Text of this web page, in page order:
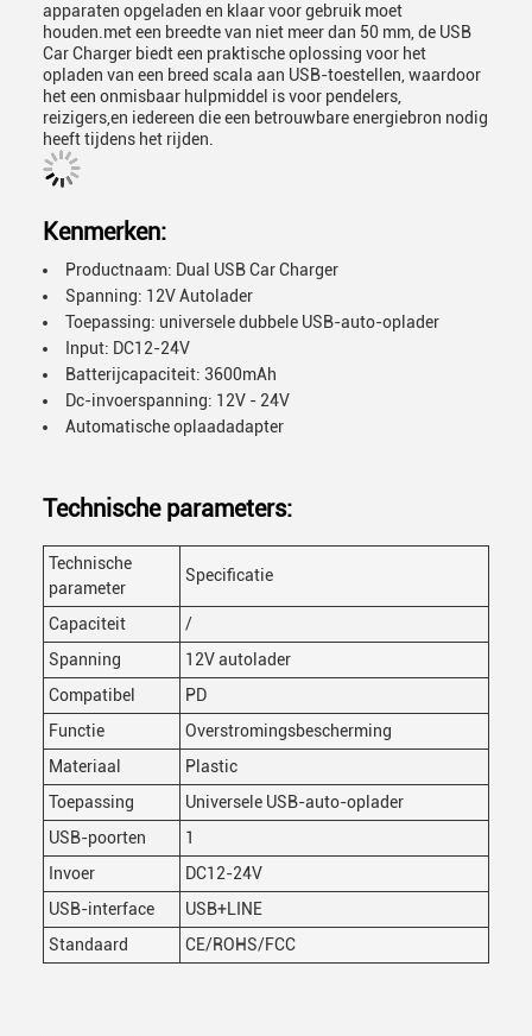
apparaten opgeladen en klaar voor gebruik moet
houden.met een breedte van niet meer dan 50 mm, de USB
Car Charger biedt een praktische oplossing voor het
opladen van een breed scala aan USB-toestellen, waardoor
het een onmisbaar hulpmiddel is voor pendelers,
reizigers,en iedereen die een betrouwbare energiebron nodig
heeft tijdens het rijden.
Kenmerken:
Productnaam: Dual USB Car Charger
Spanning: 12V Autolader
Toepassing: universele dubbele USB-auto-oplader
Input: DC12-24V
Batterijcapaciteit: 3600mAh
Dc-invoerspanning: 12V - 24V
Automatische oplaadadapter
Technische parameters:
Technische
parameter
Specificatie
Capaciteit
/
Spanning
12V autolader
Compatibel
PD
Functie
Overstromingsbescherming
Materiaal
Plastic
Toepassing
Universele USB-auto-oplader
USB-poorten
1
Invoer
DC12-24V
USB-interface
USB+LINE
Standaard
CE/ROHS/FCC